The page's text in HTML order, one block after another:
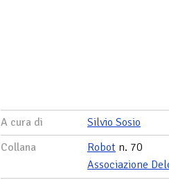
A cura di
Silvio Sosio
Collana
Robot n. 70
Associazione